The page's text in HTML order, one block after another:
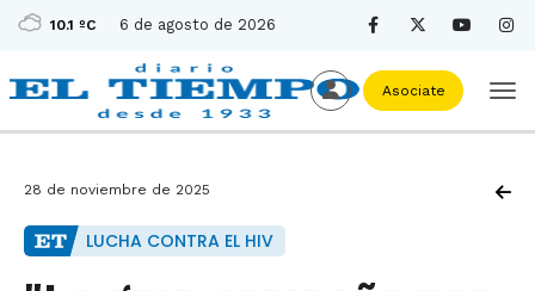
10.1 ºC 6 de agosto de 2026
Asociate
28 de noviembre de 2025
LUCHA CONTRA EL HIV